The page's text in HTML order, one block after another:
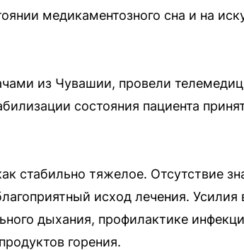
медикаментозного сна и на
из Чувашии, провели
состояния пациента
стабильно тяжелое. Отсутствие
исход лечения. Усилия
дыхания, профилактике
горения.